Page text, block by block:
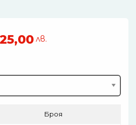
25,00 лв.
Броя